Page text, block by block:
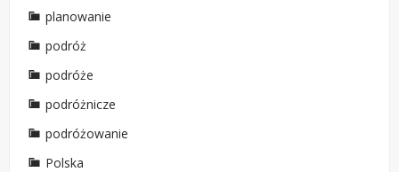
planowanie
podróż
podróże
podróżnicze
podróżowanie
Polska